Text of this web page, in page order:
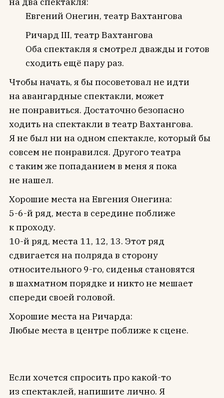
Евгений Онегин, театр Вахтангова
Ричард III, театр Вахтангова
Оба спектакля я смотрел дважды и готов
сходить ещё пару раз.
Чтобы начать, я бы посоветовал не идти
на авангардные спектакли, может
не понравиться. Достаточно безопасно
ходить на спектакли в театр Вахтангова.
Я не был ни на одном спектакле, который бы
совсем не понравился. Другого театра
с таким же попаданием в меня я пока
не нашел.
Хорошие места на Евгения Онегина:
5-6-й ряд, места в середине поближе
к проходу.
10-й ряд, места 11, 12, 13. Этот ряд
сдвигается на полряда в сторону
относительного 9-го, сиденья становятся
в шахматном порядке и никто не мешает
спереди своей головой.
Хорошие места на Ричарда:
Любые места в центре поближе к сцене.
Если хочется спросить про какой-то
из спектаклей, напишите лично. Я